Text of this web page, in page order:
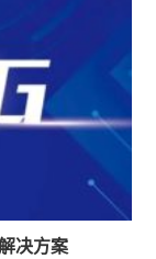
决方案